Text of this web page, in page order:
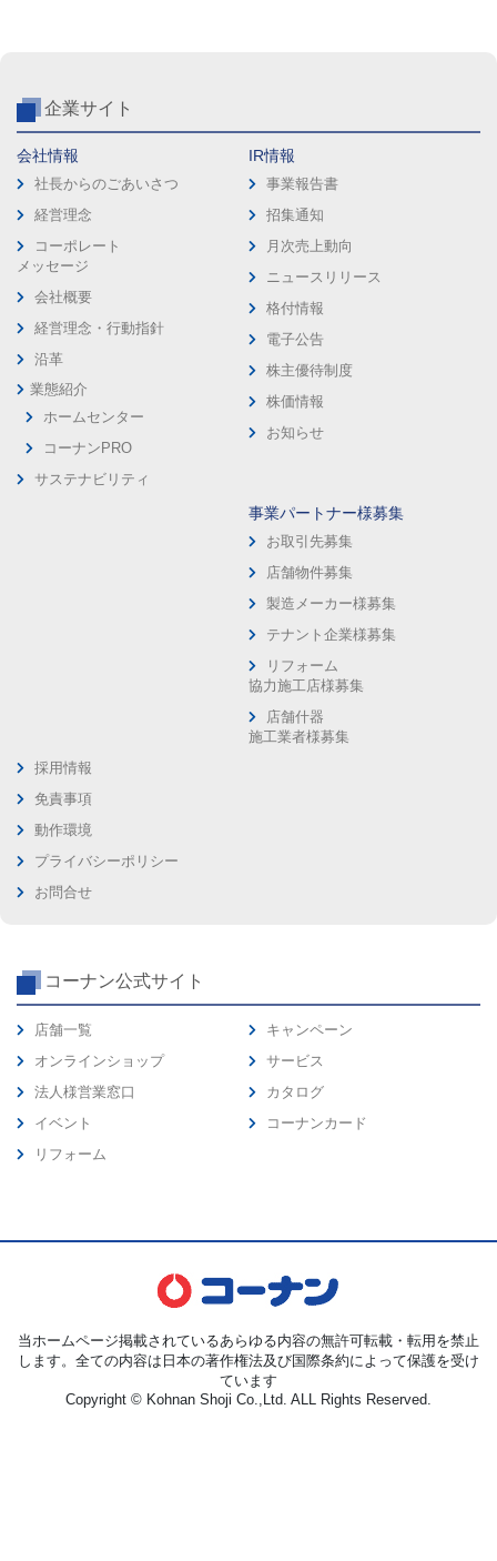
企業サイト
会社情報
社長からのごあいさつ
経営理念
コーポレート
メッセージ
会社概要
経営理念・行動指針
沿革
業態紹介
ホームセンター
コーナンPRO
サステナビリティ
IR情報
事業報告書
招集通知
月次売上動向
ニュースリリース
格付情報
電子公告
株主優待制度
株価情報
お知らせ
事業パートナー様募集
お取引先募集
店舗物件募集
製造メーカー様募集
テナント企業様募集
リフォーム
協力施工店様募集
店舗什器
施工業者様募集
採用情報
免責事項
動作環境
プライバシーポリシー
お問合せ
コーナン公式サイト
店舗一覧
オンラインショップ
法人様営業窓口
イベント
リフォーム
キャンペーン
サービス
カタログ
コーナンカード
当ホームページ掲載されているあらゆる内容の無許可転載・転用を禁止
します。全ての内容は日本の著作権法及び国際条約によって保護を受け
ています
Copyright © Kohnan Shoji Co.,Ltd. ALL Rights Reserved.